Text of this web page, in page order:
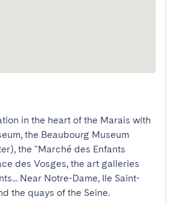
in the heart of the Marais with
the Beaubourg Museum
the "Marché des Enfants
des Vosges, the art galleries
Near Notre-Dame, Ile Saint-
the quays of the Seine.